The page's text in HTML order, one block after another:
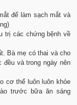
để làm sạch mắt và
trị các chứng bệnh về
Bà mẹ có thai và cho
và trong ngày nên
cơ thể luôn luôn khỏe
trước bữa ăn sáng